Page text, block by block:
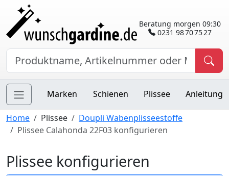
Beratung morgen 09:30
0231 98 70 75 27
Marken Schienen Plissee Anleitung
Home Plissee
Doupli Wabenplisseestoffe
Plissee Calahonda 22F03 konfigurieren
Plissee konfigurieren